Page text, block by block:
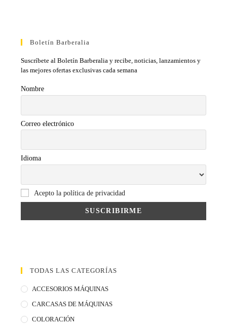
Boletín Barberalia
Suscríbete al Boletín Barberalia y recibe, noticias, lanzamientos y
las mejores ofertas exclusivas cada semana
Nombre
Correo electrónico
Idioma
Acepto la política de privacidad
TODAS LAS CATEGORÍAS
ACCESORIOS MÁQUINAS
CARCASAS DE MÁQUINAS
COLORACIÓN